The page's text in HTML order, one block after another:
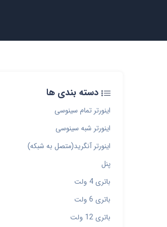
دسته بندی ها
اینورتر تمام سینوسی
اینورتر شبه سینوسی
اینورتر آنگرید(متصل به شبکه)
پنل
باتری 4 ولت
باتری 6 ولت
باتری 12 ولت